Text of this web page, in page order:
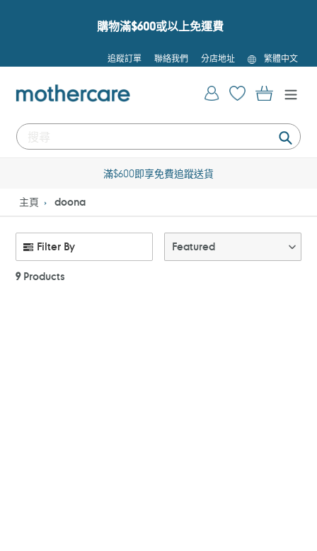
購物滿$600或以上免運費
追蹤訂單 聯絡我們 分店地址
語
言
繁體中文
提
登入 購物車
滿$600即享免費追蹤送貨
主頁 doona
Filter By
9Products
Featured